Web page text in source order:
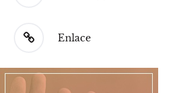
Enlace